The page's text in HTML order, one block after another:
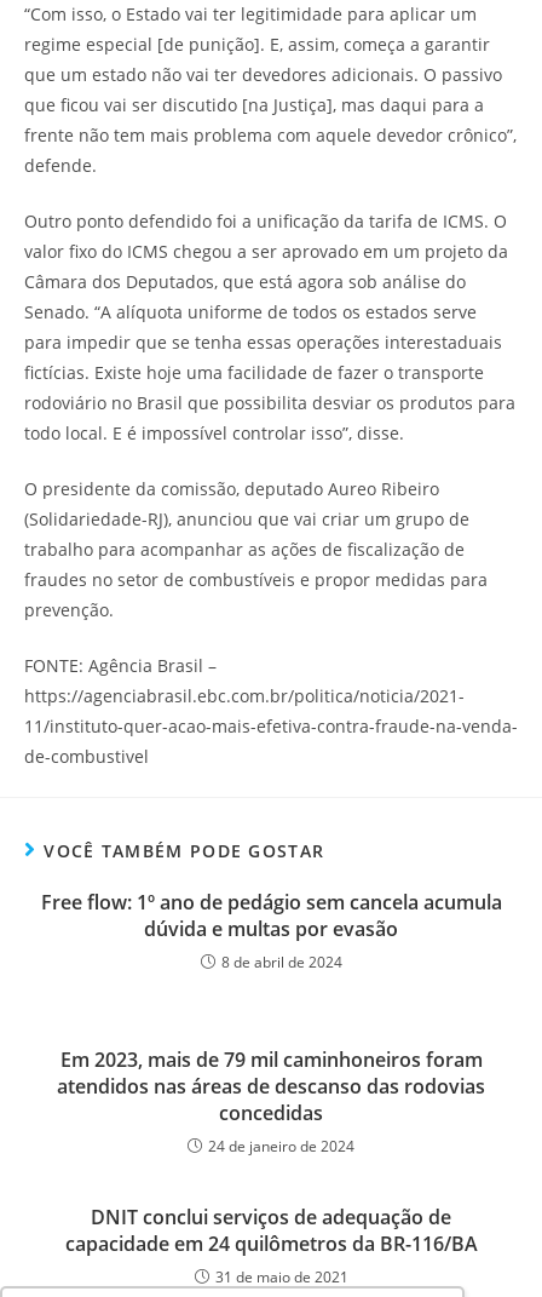
“Com isso, o Estado vai ter legitimidade para aplicar um
regime especial [de punição]. E, assim, começa a garantir
que um estado não vai ter devedores adicionais. O passivo
que ficou vai ser discutido [na Justiça], mas daqui para a
frente não tem mais problema com aquele devedor crônico”,
defende.
Outro ponto defendido foi a unificação da tarifa de ICMS. O
valor fixo do ICMS chegou a ser aprovado em um projeto da
Câmara dos Deputados, que está agora sob análise do
Senado. “A alíquota uniforme de todos os estados serve
para impedir que se tenha essas operações interestaduais
fictícias. Existe hoje uma facilidade de fazer o transporte
rodoviário no Brasil que possibilita desviar os produtos para
todo local. E é impossível controlar isso”, disse.
O presidente da comissão, deputado Aureo Ribeiro
(Solidariedade-RJ), anunciou que vai criar um grupo de
trabalho para acompanhar as ações de fiscalização de
fraudes no setor de combustíveis e propor medidas para
prevenção.
FONTE: Agência Brasil –
https://agenciabrasil.ebc.com.br/politica/noticia/2021-
11/instituto-quer-acao-mais-efetiva-contra-fraude-na-venda-
de-combustivel
VOCÊ TAMBÉM PODE GOSTAR
Free flow: 1º ano de pedágio sem cancela acumula
dúvida e multas por evasão
8 de abril de 2024
Em 2023, mais de 79 mil caminhoneiros foram
atendidos nas áreas de descanso das rodovias
concedidas
24 de janeiro de 2024
DNIT conclui serviços de adequação de
capacidade em 24 quilômetros da BR-116/BA
31 de maio de 2021